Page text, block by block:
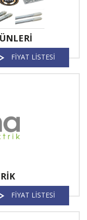
FİYAT LİSTESİ
FİYAT LİSTESİ